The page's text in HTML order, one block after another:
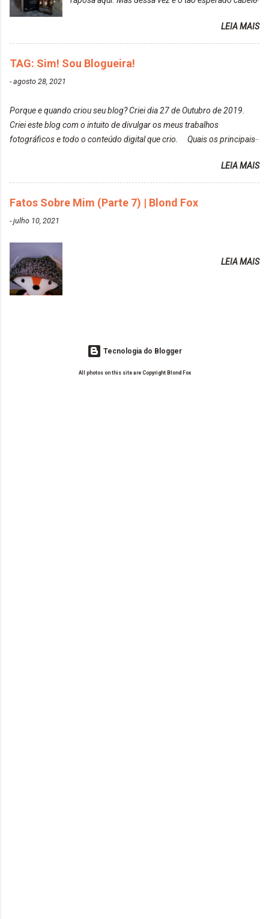
particularmente não gosto de Tumblr e nem do We
elas fiquem no modo original? Sou do time foto
de um determinado lugar ou de algo que estou
fotografan...
Louro Rosé Se vocês não acompanharam a saga do
meu cabelo colorido, vou deixar aqui embaixo, o link
de todos que fiz para vocês verem: ✨ Alfaparf | Alta
Moda é... Creative Crazy Colors Pink
Turkiss Blue
https://www.adrielly.com.br/2020/02/keraton-hard-
colors-turkiss-blue.html ✨ Alpha Line | Máscara
Ozzy Lilac
em meu cabelo, pois, sempre jogava tinta em cima
LEIA MAIS
TAG: Sim! Sou Blogueira!
-agosto 28, 2021
Porque e quando criou seu blog? Criei dia 27 de Outubro de 2019.
Criei este blog com o intuito de divulgar os meus trabalhos
fotográficos e todo o conteúdo digital que crio. Quais os principais
vida de Blogueira? Tem sido um sonho. Minha família me apoia muito.
Qual a parte chata da vida de Blogueira? Às vezes, a criatividade vai
embora... O que tem de melhor em ser Blogueira? Ver o seu trabalho
sendo reconhecido. Aonde deseja chegar com o seu Blog? Muito
além daquilo que imagino. Seu blog pra você é profissional ou passa-
tempo? Vejo como sendo profissional. Me empenho muito fazendo
tudo para ele. Quais blogs acompanha, e quais indica? Eu acompanho
o Drilly Design e comecei a ler as postagens do antigo blog da Sweet
Carol "Magic Days". Tem sido fácil o convívio com seguidoras e
leitoras? Claro. Seu blog já esta como quer, ou ainda ...
LEIA MAIS
Fatos Sobre Mim (Parte 7) | Blond Fox
-julho 10, 2021
LEIA MAIS
Tecnologia do Blogger
All photos on this site are Copyright Blond Fox